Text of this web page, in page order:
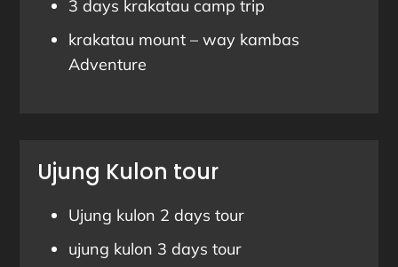
3 days krakatau camp trip
krakatau mount – way kambas
Adventure
Ujung Kulon tour
Ujung kulon 2 days tour
ujung kulon 3 days tour